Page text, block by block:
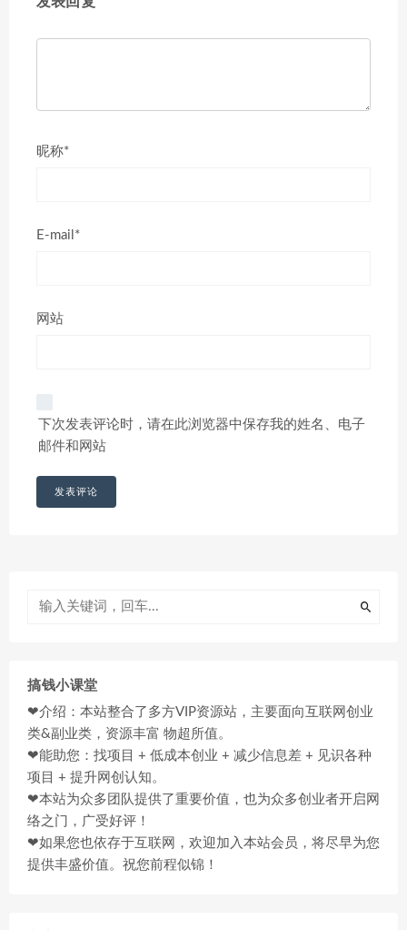
昵称*
E-mail*
网站
下次发表评论时，请在此浏览器中保存我的姓名、电子
邮件和网站
搞钱小课堂
❤介绍：本站整合了多方VIP资源站，主要面向互联网创业
类&副业类，资源丰富 物超所值。
❤能助您：找项目 + 低成本创业 + 减少信息差 + 见识各种
项目 + 提升网创认知。
❤本站为众多团队提供了重要价值，也为众多创业者开启网
络之门，广受好评！
❤如果您也依存于互联网，欢迎加入本站会员，将尽早为您
提供丰盛价值。祝您前程似锦！